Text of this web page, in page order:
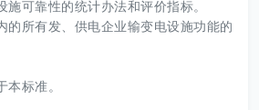
可靠性的统计办法和评价指标。
的所有发、供电企业输变电设施功能的
标准。